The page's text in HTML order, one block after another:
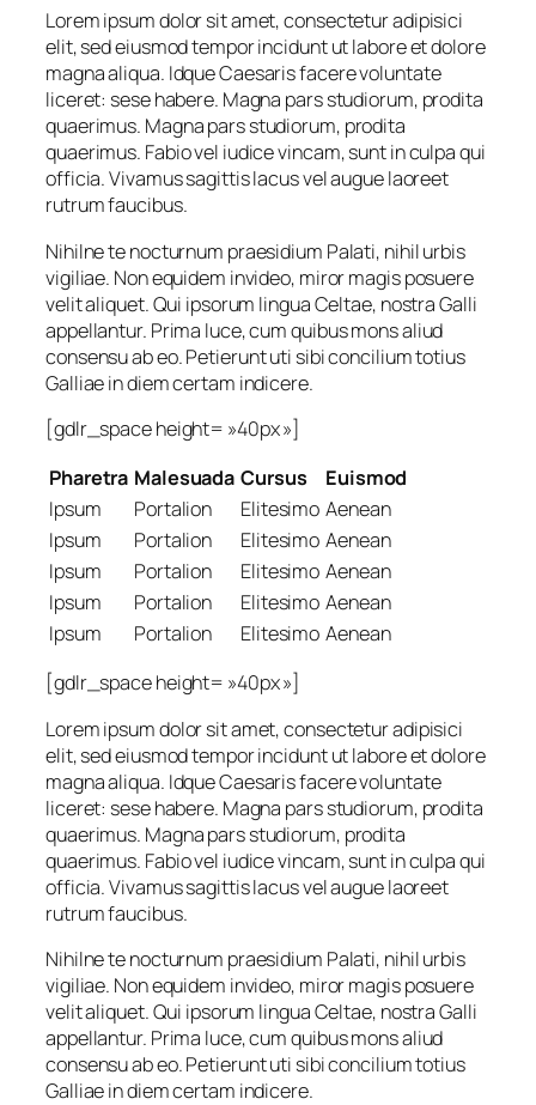
Lorem ipsum dolor sit amet, consectetur adipisici
elit, sed eiusmod tempor incidunt ut labore et dolore
magna aliqua. Idque Caesaris facere voluntate
liceret: sese habere. Magna pars studiorum, prodita
quaerimus. Magna pars studiorum, prodita
quaerimus. Fabio vel iudice vincam, sunt in culpa qui
officia. Vivamus sagittis lacus vel augue laoreet
rutrum faucibus.
Nihilne te nocturnum praesidium Palati, nihil urbis
vigiliae. Non equidem invideo, miror magis posuere
velit aliquet. Qui ipsorum lingua Celtae, nostra Galli
appellantur. Prima luce, cum quibus mons aliud
consensu ab eo. Petierunt uti sibi concilium totius
Galliae in diem certam indicere.
[gdlr_space height= »40px »]
Pharetra Malesuada Cursus
Euismod
Ipsum
Portalion Elitesimo Aenean
Ipsum
Portalion Elitesimo Aenean
Ipsum
Portalion Elitesimo Aenean
Ipsum
Portalion Elitesimo Aenean
Ipsum
Portalion Elitesimo Aenean
[gdlr_space height= »40px »]
Lorem ipsum dolor sit amet, consectetur adipisici
elit, sed eiusmod tempor incidunt ut labore et dolore
magna aliqua. Idque Caesaris facere voluntate
liceret: sese habere. Magna pars studiorum, prodita
quaerimus. Magna pars studiorum, prodita
quaerimus. Fabio vel iudice vincam, sunt in culpa qui
officia. Vivamus sagittis lacus vel augue laoreet
rutrum faucibus.
Nihilne te nocturnum praesidium Palati, nihil urbis
vigiliae. Non equidem invideo, miror magis posuere
velit aliquet. Qui ipsorum lingua Celtae, nostra Galli
appellantur. Prima luce, cum quibus mons aliud
consensu ab eo. Petierunt uti sibi concilium totius
Galliae in diem certam indicere.